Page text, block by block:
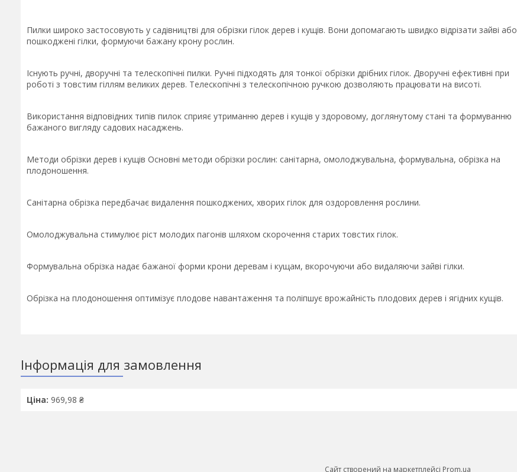
Пилки широко застосовують у садівництві для обрізки гілок дерев і кущів. Вони допомагають швидко відрізати зайві або
пошкоджені гілки, формуючи бажану крону рослин.
Існують ручні, дворучні та телескопічні пилки. Ручні підходять для тонкої обрізки дрібних гілок. Дворучні ефективні при
роботі з товстим гіллям великих дерев. Телескопічні з телескопічною ручкою дозволяють працювати на висоті.
Використання відповідних типів пилок сприяє утриманню дерев і кущів у здоровому, доглянутому стані та формуванню
бажаного вигляду садових насаджень.
Методи обрізки дерев і кущів Основні методи обрізки рослин: санітарна, омолоджувальна, формувальна, обрізка на
плодоношення.
Санітарна обрізка передбачає видалення пошкоджених, хворих гілок для оздоровлення рослини.
Омолоджувальна стимулює ріст молодих пагонів шляхом скорочення старих товстих гілок.
Формувальна обрізка надає бажаної форми крони деревам і кущам, вкорочуючи або видаляючи зайві гілки.
Обрізка на плодоношення оптимізує плодове навантаження та поліпшує врожайність плодових дерев і ягідних кущів.
Інформація для замовлення
Ціна: 969,98 ₴
Сайт створений на маркетплейсі Prom.ua